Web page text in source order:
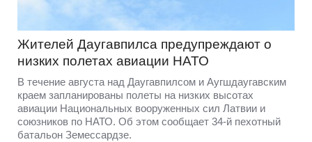
Жителей Даугавпилса предупреждают о
низких полетах авиации НАТО
В течение августа над Даугавпилсом и Аугшдаугавским
краем запланированы полеты на низких высотах
авиации Национальных вооруженных сил Латвии и
союзников по НАТО. Об этом сообщает 34-й пехотный
батальон Земессардзе.